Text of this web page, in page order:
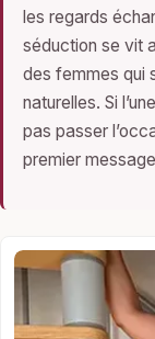
les regards
séduction se vit
des femmes qui
naturelles. Si
pas passer
premier